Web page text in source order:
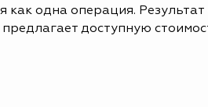
одна операция.
доступную